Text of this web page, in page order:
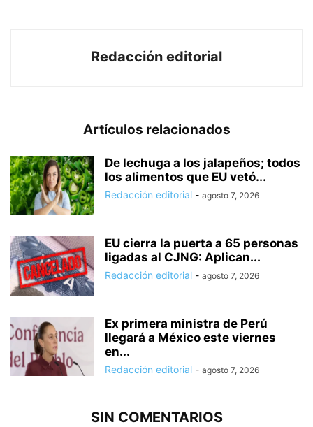
Redacción editorial
Artículos relacionados
De lechuga a los jalapeños; todos
los alimentos que EU vetó...
Redacción editorial - agosto 7, 2026
EU cierra la puerta a 65 personas
ligadas al CJNG: Aplican...
Redacción editorial - agosto 7, 2026
Ex primera ministra de Perú
llegará a México este viernes
en...
Redacción editorial - agosto 7, 2026
SIN COMENTARIOS